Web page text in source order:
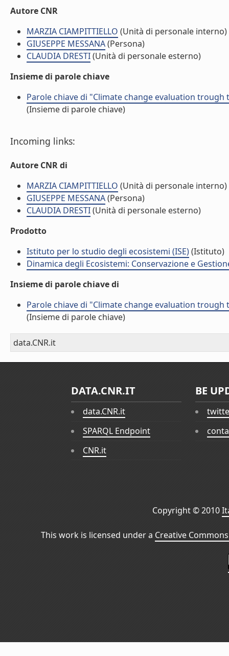
Autore CNR
MARZIA CIAMPITTIELLO (Unità di personale interno)
GIUSEPPE MESSANA(Persona)
CLAUDIA DRESTI(Unità di personale esterno)
Insieme di parole chiave
Parole chiave di "Climate change evaluation
(Insieme di parole chiave)
Incoming links:
Autore CNR di
MARZIA CIAMPITTIELLO (Unità di personale interno)
GIUSEPPE MESSANA(Persona)
CLAUDIA DRESTI(Unità di personale esterno)
Prodotto
Istituto per lo studio degli ecosistemi (ISE)(Istituto)
Dinamica degli Ecosistemi: Conservazione e
Insieme di parole chiave di
Parole chiave di "Climate change evaluation
(Insieme di parole chiave)
data.CNR.it
DATA.CNR.IT
data.CNR.it
SPARQL Endpoint
CNR.it
BE
Copyright © 2010
This work is licensed under a Creative